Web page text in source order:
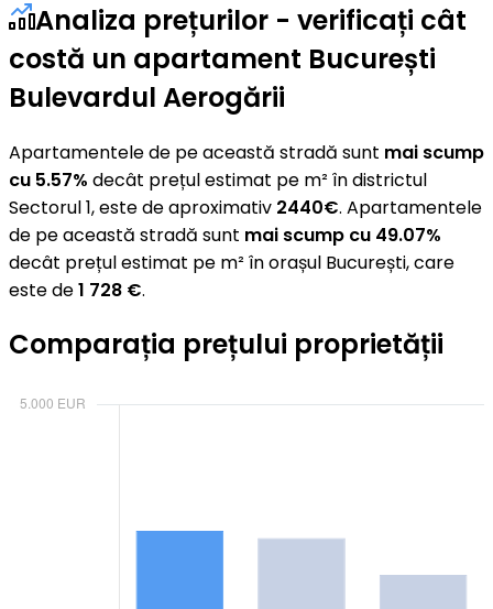
Analiza prețurilor - verificați cât
costă un apartament București
Bulevardul Aerogării
Apartamentele de pe această stradă sunt mai scump
cu 5.57% decât prețul estimat pe m² în districtul
Sectorul 1, este de aproximativ 2440€. Apartamentele
de pe această stradă sunt mai scump cu 49.07%
decât prețul estimat pe m² în orașul București, care
este de1 728 €.
Comparația prețului proprietății